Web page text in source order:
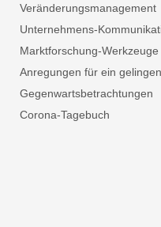
Veränderungsmanagement
Unternehmens-
Marktforschung-Werkzeuge
Anregungen für ein
Gegenwartsbetrachtungen
Corona-Tagebuch